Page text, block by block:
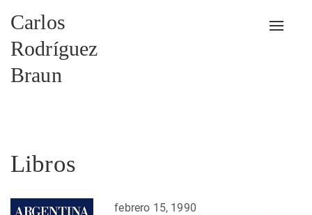
Carlos
Rodríguez
Braun
Libros
febrero 15, 1990